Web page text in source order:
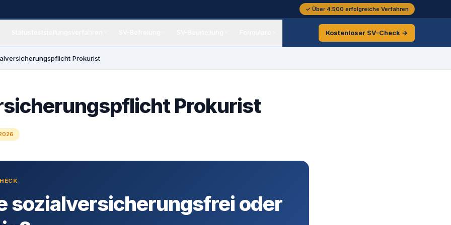
✓ Über 4.500 erfolgreiche Verfahren
Kostenloser SV-Check →
Prokurist
Prokurist
sozialversicherungsfrei oder